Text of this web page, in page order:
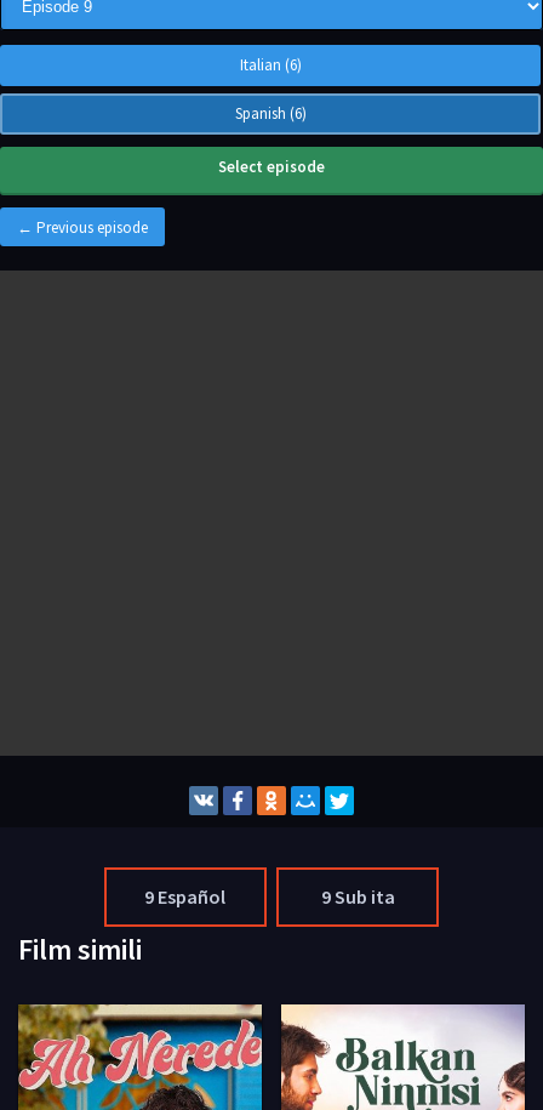
← Previous episode
Italian (6)
Spanish (6)
Select episode
9 Español 9 Sub ita
Film simili